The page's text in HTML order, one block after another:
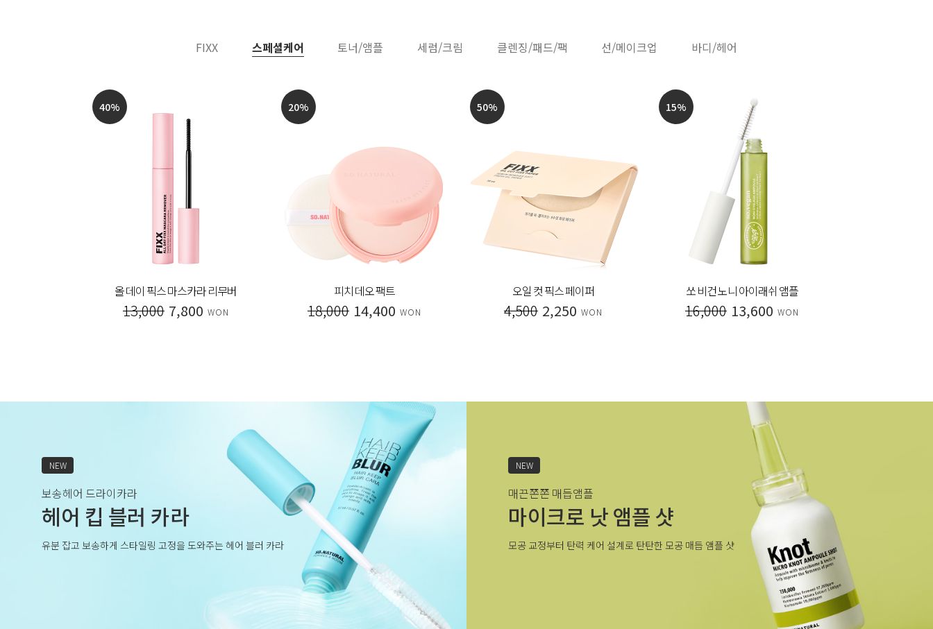
FIXX 스페셜케어 토너/앰플 세럼/크림 클렌징/패드/팩 선/메이크업 바디/헤어
40%
올 데이 픽스 마스카라 리무버
13,000 7,800 WON
20%
피치 데오 팩트
18,000 14,400 WON
50%
오일 컷 픽스 페이퍼
4,500 2,250 WON
15%
쏘 비건 노니 아이래쉬 앰플
16,000 13,600 WON
NEW
보송헤어 드라이카라
헤어 킵 블러 카라
유분 잡고 보송하게 스타일링 고정을 도와주는 헤어 블러 카라
NEW
매끈쫀쫀 매듭앰플
마이크로 낫 앰플 샷
모공 교정부터 탄력 케어 설계로 탄탄한 모공 매듭 앰플 샷